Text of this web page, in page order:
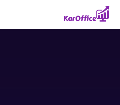
Skip to Content